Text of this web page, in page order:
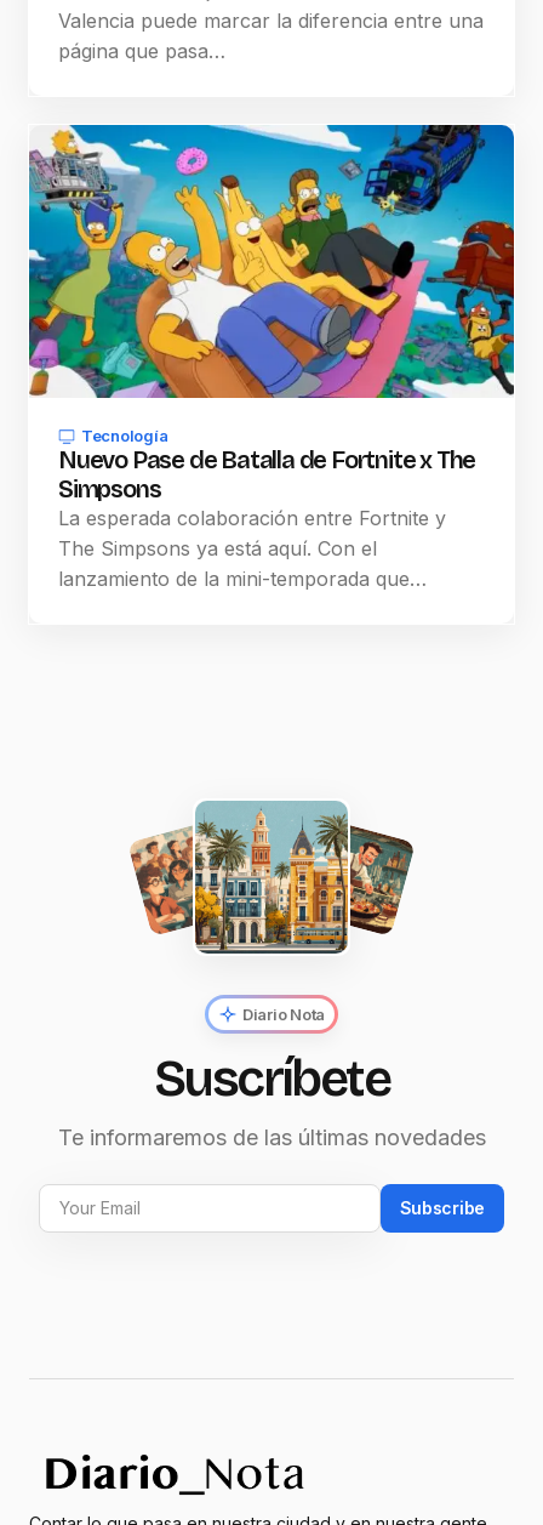
Valencia puede marcar la diferencia entre una
página que pasa…
Tecnología
Nuevo Pase de Batalla de Fortnite x The
Simpsons
La esperada colaboración entre Fortnite y
The Simpsons ya está aquí. Con el
lanzamiento de la mini-temporada que…
Diario Nota
Suscríbete
Te informaremos de las últimas novedades
Subscribe